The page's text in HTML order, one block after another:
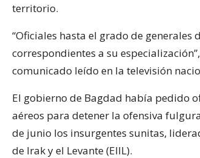
territorio.
“Oficiales hasta el grado de
correspondientes a su
comunicado leído en la televisión
El gobierno de Bagdad había pedido
aéreos para detener la ofensiva
de junio los insurgentes sunitas,
de Irak y el Levante (EIIL).